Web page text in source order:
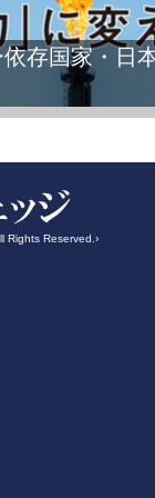
依存国家・
Rights Reserved.›